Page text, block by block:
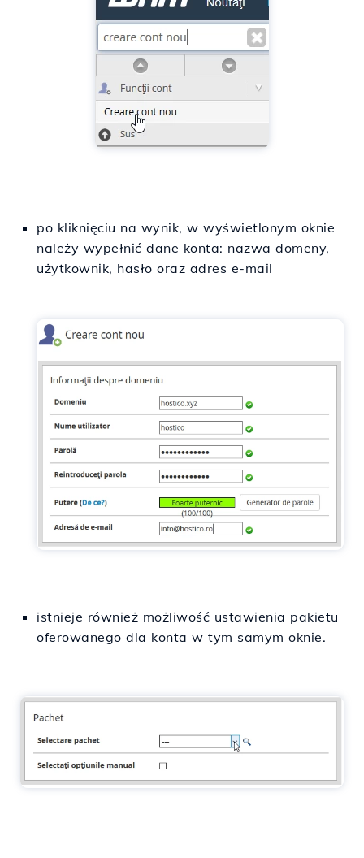
po kliknięciu na wynik, w wyświetlonym oknie
należy wypełnić dane konta: nazwa domeny,
użytkownik, hasło oraz adres e-mail
istnieje również możliwość ustawienia pakietu
oferowanego dla konta w tym samym oknie.